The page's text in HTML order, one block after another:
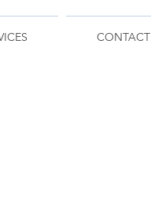
CONTACT